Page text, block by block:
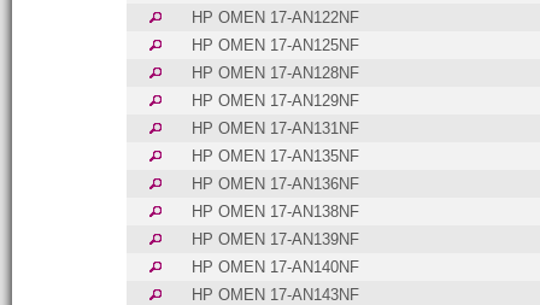
HP OMEN 17-AN122NF
HP OMEN 17-AN125NF
HP OMEN 17-AN128NF
HP OMEN 17-AN129NF
HP OMEN 17-AN131NF
HP OMEN 17-AN135NF
HP OMEN 17-AN136NF
HP OMEN 17-AN138NF
HP OMEN 17-AN139NF
HP OMEN 17-AN140NF
HP OMEN 17-AN143NF